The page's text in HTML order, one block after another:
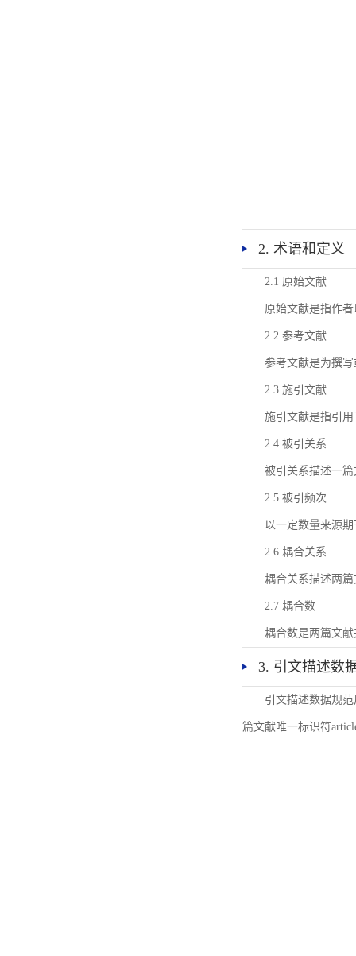
2. 术语和定义
2.1 原始文献
原始文献是指作
2.2 参考文献
参考文献是为撰
2.3 施引文献
施引文献是指引
2.4 被引关系
被引关系描述一
2.5 被引频次
以一定数量来源
2.6 耦合关系
耦合关系描述两
2.7 耦合数
耦合数是两篇文
3. 引文描述数
引文描述数据规
篇文献唯一标识符